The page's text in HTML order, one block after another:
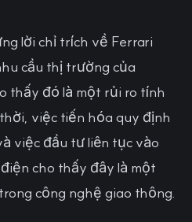
lời chỉ trích về Ferrari
cầu thị trường của
thấy đó là một rủi ro tính
việc tiến hóa quy định
việc đầu tư liên tục vào
cho thấy đây là một
công nghệ giao thông.